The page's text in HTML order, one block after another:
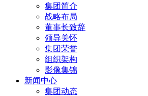
集团简介
战略布局
董事长致辞
领导关怀
集团荣誉
组织架构
影像集锦
新闻中心
集团动态